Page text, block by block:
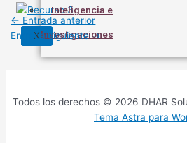
X
Inteligencia e
Investigaciones
X
← Entrada anterior
Entrada siguiente→
Todos los derechos © 2026 DHAR
Tema Astra para